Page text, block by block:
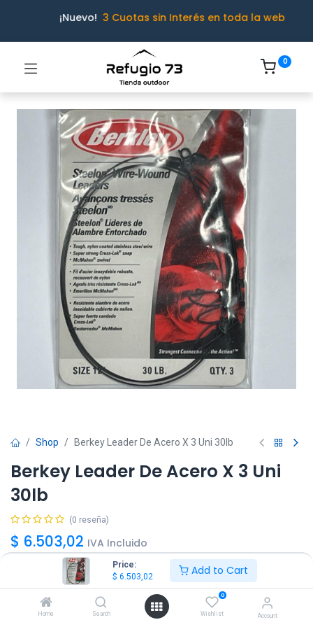
Price:
$ 6.503,02 Add to Cart
Home Search
0
Wishlist Account
¡Nuevo! 3 Cuotas sin Interés en toda la web
0
Shop Berkey Leader De Acero X 3 Uni 30lb
Berkey Leader De Acero X 3 Uni
30lb
(0 reseña)
$ 6.503,02 IVA Incluido
Comprar ya!